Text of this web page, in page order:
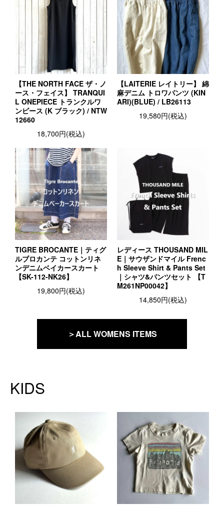
【THE NORTH FACE ザ・ノ
ース・フェイス】 TRANQUI
L ONEPIECE トランクルワ
ンピース (K ブラック) / NTW
12660
18,700円(税込)
【LAITERIE レイトリー】 綿
麻デニム トロワパンツ (KIN
ARI)(BLUE) / LB26113
19,580円(税込)
TIGRE BROCANTE｜ティグ
ルブロカンテ コットンリネ
ンデニムベイカースカート
【SK-112-NK26】
19,800円(税込)
レディース THOUSAND MIL
E｜サウザンドマイル Frenc
h Sleeve Shirt & Pants Set
｜シャツ&パンツセット 【T
M261NP00042】
14,850円(税込)
＞ALL WOMENS ITEMS
KIDS